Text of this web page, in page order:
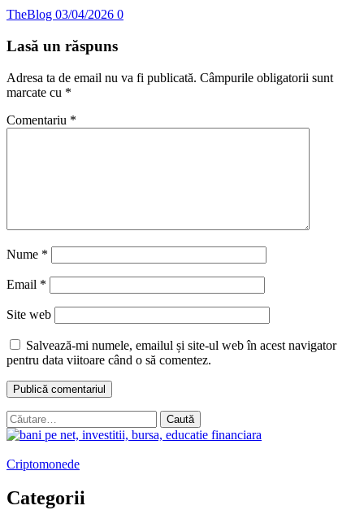
TheBlog 03/04/2026 0
Lasă un răspuns
Adresa ta de email nu va fi publicată. Câmpurile obligatorii sunt
marcate cu *
Comentariu *
Nume *
Email *
Site web
Salvează-mi numele, emailul și site-ul web în acest navigator
pentru data viitoare când o să comentez.
Caută
după:
Criptomonede
Categorii